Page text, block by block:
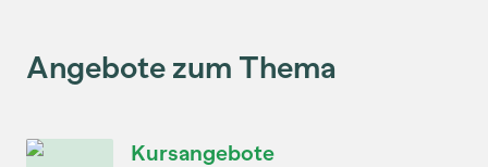
Angebote zum Thema
Kursangebote